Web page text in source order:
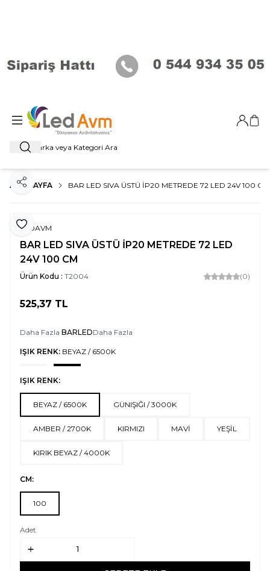
Ara
Giriş
ANA SAYFA BAR LED SIVA ÜSTÜ İP20 METREDE 72 LED 24V 100 CM
Favoriye Ekle
Paylaş
LEDAVM
BAR LED SIVA ÜSTÜ İP20 METREDE 72 LED
24V 100 CM
Ürün Kodu : T2004 (0)
525,37 TL
Daha Fazla BARLEDDaha Fazla
IŞIK RENK: BEYAZ / 6500K
IŞIK RENK:
BEYAZ / 6500K GÜNIŞIĞI / 3000K
AMBER / 2700K KIRMIZI MAVİ YEŞİL
KIRIK BEYAZ / 4000K
CM:
100
Adet